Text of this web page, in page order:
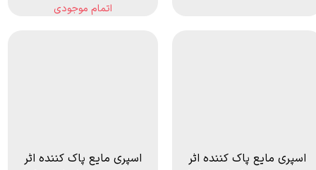
اتمام موجودی
اسپری مایع پاک کننده اثر
اسپری مایع پاک کننده اثر